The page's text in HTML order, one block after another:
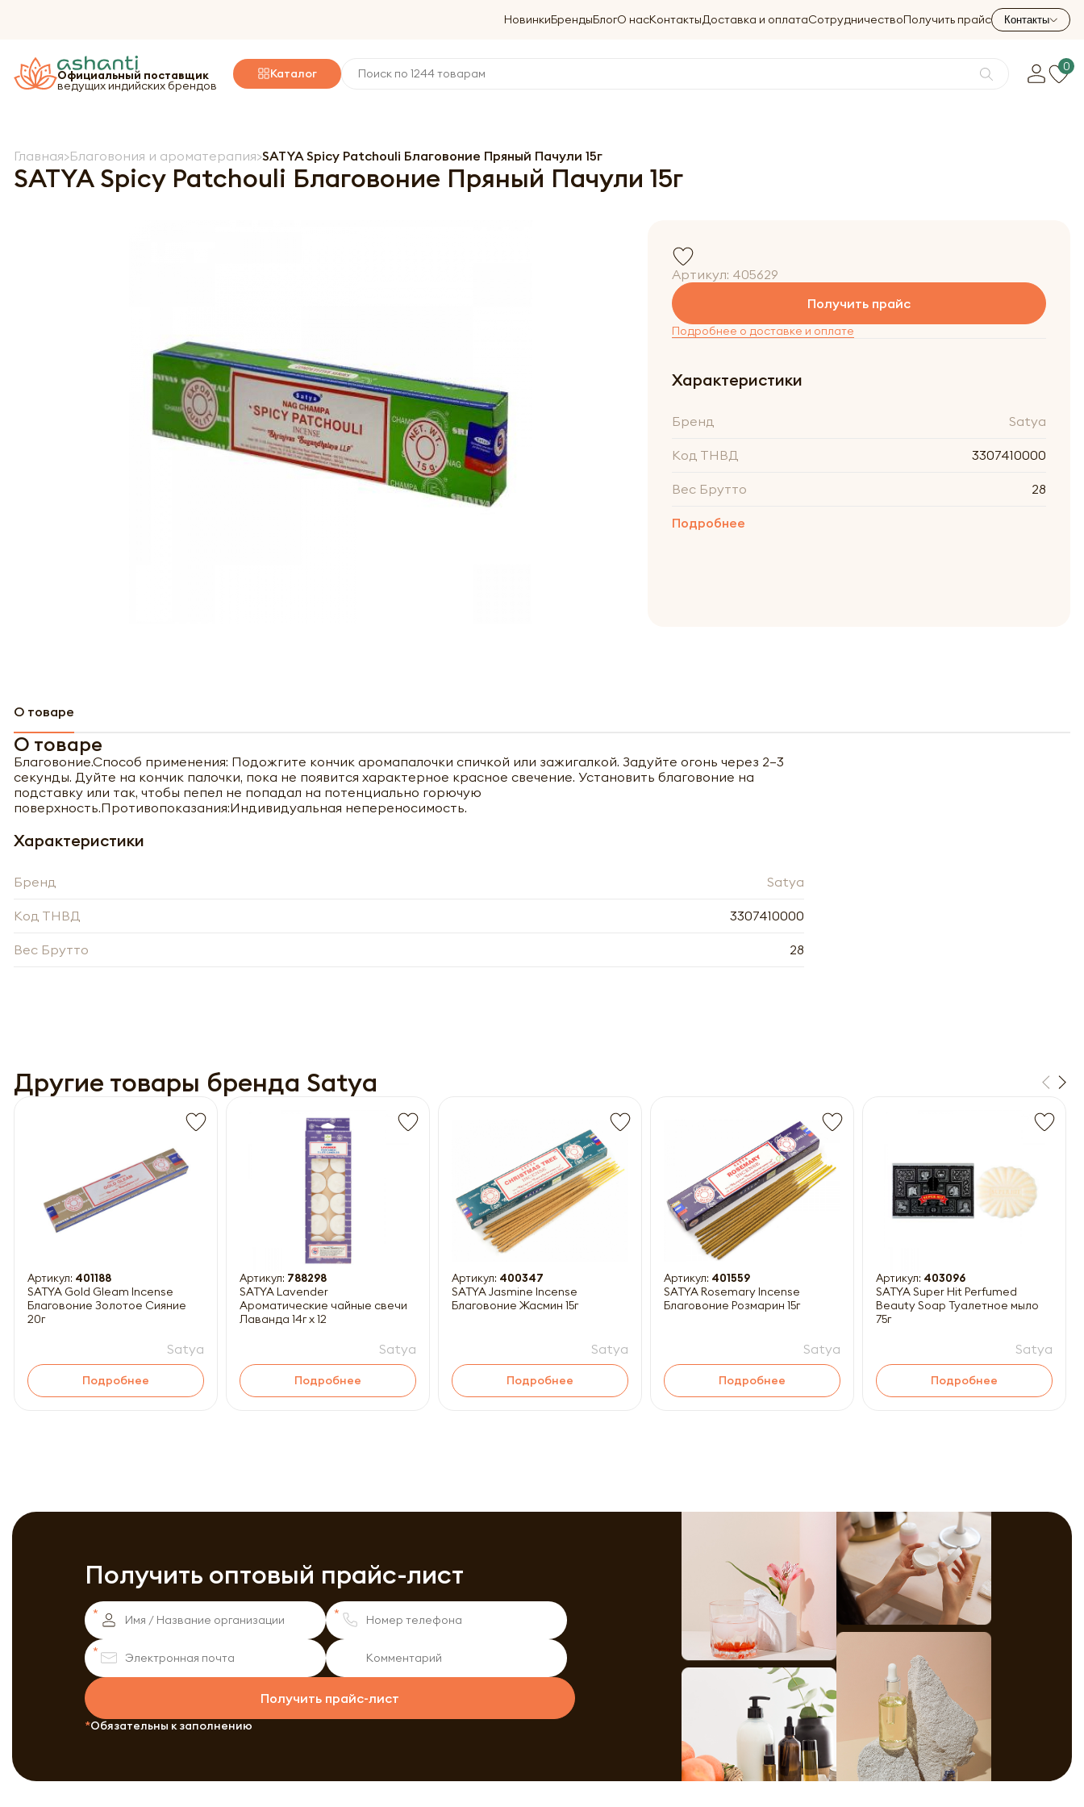
НовинкиБрендыБлогО насКонтактыДоставка и оплатаСотрудничествоПолучить прайс Контакты
Официальный поставщик
ведущих индийских брендов
Каталог 0
Главная Благовония и ароматерапия SATYA Spicy Patchouli Благовоние Пряный Пачули 15г
SATYA Spicy Patchouli Благовоние Пряный Пачули 15г
Артикул: 405629
Получить прайс
Подробнее о доставке и оплате
Характеристики
Бренд Satya
Код ТНВД 3307410000
Вес Брутто 28
Подробнее
О товаре
О товаре
Благовоние.Способ применения: Подожгите кончик аромапалочки спичкой или зажигалкой. Задуйте огонь через 2–3
секунды. Дуйте на кончик палочки, пока не появится характерное красное свечение. Установить благовоние на
подставку или так, чтобы пепел не попадал на потенциально горючую
поверхность.Противопоказания:Индивидуальная непереносимость.
Характеристики
Бренд Satya
Код ТНВД 3307410000
Вес Брутто 28
Другие товары бренда Satya
Артикул: 401188
SATYA Gold Gleam Incense
Благовоние Золотое Сияние
20г
Satya
Подробнее
Артикул: 788298
SATYA Lavender
Ароматические чайные свечи
Лаванда 14г x 12
Satya
Подробнее
Артикул: 400347
SATYA Jasmine Incense
Благовоние Жасмин 15г
Satya
Подробнее
Артикул: 401559
SATYA Rosemary Incense
Благовоние Розмарин 15г
Satya
Подробнее
Артикул: 403096
SATYA Super Hit Perfumed
Beauty Soap Туалетное мыло
75г
Satya
Подробнее
Получить оптовый прайс-лист
Получить прайс-лист
Обязательны к заполнению
Получить прайс-лист
Обязательны к заполнению